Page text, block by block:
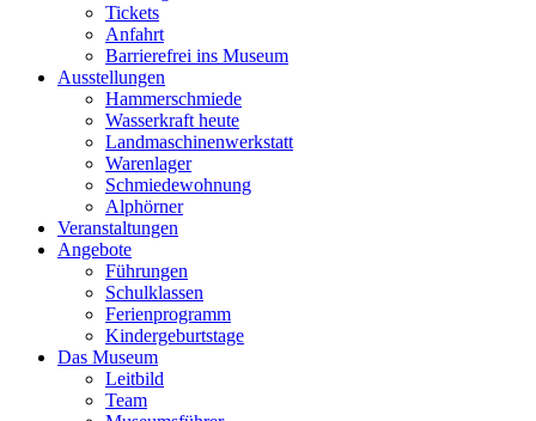
Tickets
Anfahrt
Barrierefrei ins Museum
Ausstellungen
Hammerschmiede
Wasserkraft heute
Landmaschinenwerkstatt
Warenlager
Schmiedewohnung
Alphörner
Veranstaltungen
Angebote
Führungen
Schulklassen
Ferienprogramm
Kindergeburtstage
Das Museum
Leitbild
Team